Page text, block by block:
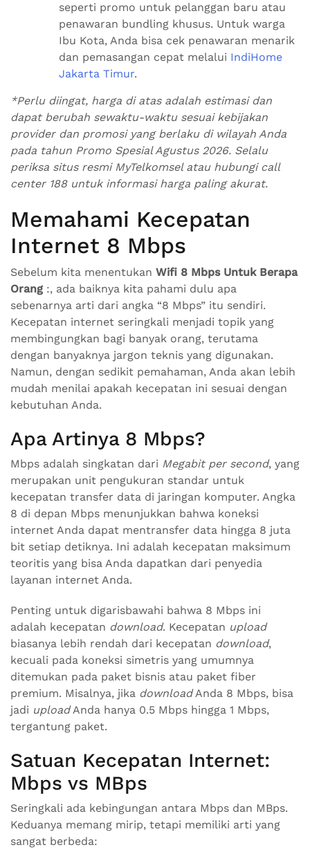
seperti promo untuk pelanggan baru atau
penawaran bundling khusus. Untuk warga
Ibu Kota, Anda bisa cek penawaran menarik
dan pemasangan cepat melalui IndiHome
Jakarta Timur.
*Perlu diingat, harga di atas adalah estimasi dan
dapat berubah sewaktu-waktu sesuai kebijakan
provider dan promosi yang berlaku di wilayah Anda
pada tahun Promo Spesial Agustus 2026. Selalu
periksa situs resmi MyTelkomsel atau hubungi call
center188 untuk informasi harga paling akurat.
Memahami Kecepatan
Internet 8 Mbps
Sebelum kita menentukan Wifi 8 Mbps Untuk Berapa
Orang:, ada baiknya kita pahami dulu apa
sebenarnya arti dari angka “8 Mbps” itu sendiri.
Kecepatan internet seringkali menjadi topik yang
membingungkan bagi banyak orang, terutama
dengan banyaknya jargon teknis yang digunakan.
Namun, dengan sedikit pemahaman, Anda akan lebih
mudah menilai apakah kecepatan ini sesuai dengan
kebutuhan Anda.
Apa Artinya 8 Mbps?
Mbps adalah singkatan dari Megabit per second, yang
merupakan unit pengukuran standar untuk
kecepatan transfer data di jaringan komputer. Angka
8 di depan Mbps menunjukkan bahwa koneksi
internet Anda dapat mentransfer data hingga 8 juta
bit setiap detiknya. Ini adalah kecepatan maksimum
teoritis yang bisa Anda dapatkan dari penyedia
layanan internet Anda.
Penting untuk digarisbawahi bahwa 8 Mbps ini
adalah kecepatan download. Kecepatan upload
biasanya lebih rendah dari kecepatan download,
kecuali pada koneksi simetris yang umumnya
ditemukan pada paket bisnis atau paket fiber
premium. Misalnya, jika downloadAnda 8 Mbps, bisa
jadi uploadAnda hanya 0.5 Mbps hingga 1 Mbps,
tergantung paket.
Satuan Kecepatan Internet:
Mbps vs MBps
Seringkali ada kebingungan antara Mbps dan MBps.
Keduanya memang mirip, tetapi memiliki arti yang
sangat berbeda: